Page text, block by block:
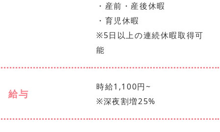
・産前・産後休暇
・育児休暇
※5日以上の連続休暇取得可
能
給与
時給1,100円~
※深夜割増25%